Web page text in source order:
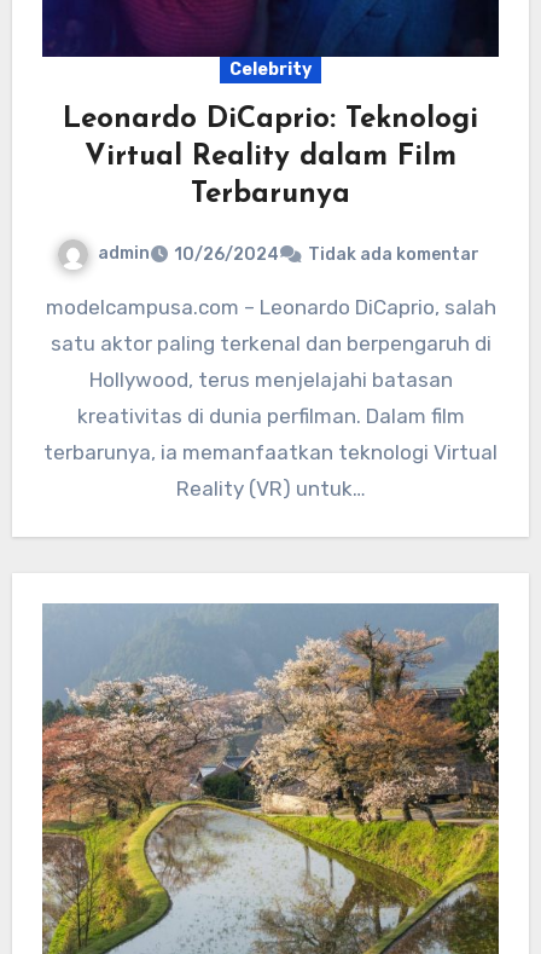
Celebrity
Leonardo DiCaprio: Teknologi
Virtual Reality dalam Film
Terbarunya
admin 10/26/2024 Tidak ada komentar
modelcampusa.com – Leonardo DiCaprio, salah
satu aktor paling terkenal dan berpengaruh di
Hollywood, terus menjelajahi batasan
kreativitas di dunia perfilman. Dalam film
terbarunya, ia memanfaatkan teknologi Virtual
Reality (VR) untuk…